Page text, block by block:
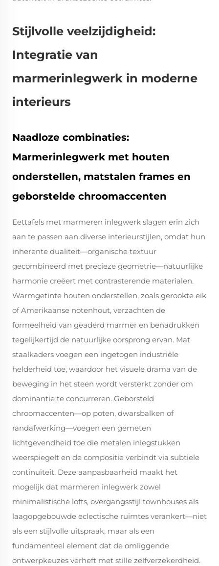
Stijlvolle veelzijdigheid:
Integratie van
marmerinlegwerk in moderne
interieurs
Naadloze combinaties:
Marmerinlegwerk met houten
onderstellen, matstalen frames en
geborstelde chroomaccenten
Eettafels met marmeren inlegwerk slagen erin zich
aan te passen aan diverse interieurstijlen, omdat hun
inherente dualiteit—organische textuur
gecombineerd met precieze geometrie—natuurlijke
harmonie creëert met contrasterende materialen.
Warmgetinte houten onderstellen, zoals gerookte eik
of Amerikaanse notenhout, verzachten de
formeelheid van geaderd marmer en benadrukken
tegelijkertijd de natuurlijke oorsprong ervan. Mat
staalkaders voegen een ingetogen industriële
helderheid toe, waardoor het visuele drama van de
beweging in het steen wordt versterkt zonder om
dominantie te concurreren. Geborsteld
chroomaccenten—op poten, dwarsbalken of
randafwerking—voegen een gemeten
lichtgevendheid toe die metalen inlegstukken
weerspiegelt en de compositie verbindt via subtiele
continuïteit. Deze aanpasbaarheid maakt het
mogelijk dat marmeren inlegwerk zowel
minimalistische lofts, overgangsstijl townhouses als
laagopgebouwde eclectische ruimtes verankert—niet
als een stijlvolle uitspraak, maar als een
fundamenteel element dat de omliggende
ontwerpkeuzes verheft met stille zelfverzekerdheid.